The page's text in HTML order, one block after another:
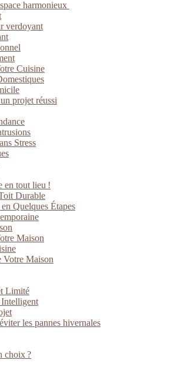
harmonieux
verdoyant
Cuisine
projet réussi
Stress
en tout lieu !
Durable
Quelques Étapes
Maison
Votre Maison
Limité
Intelligent
les pannes hivernales
choix ?